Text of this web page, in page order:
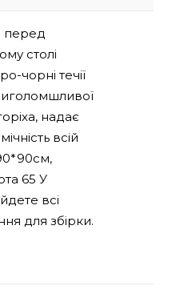
перед
столі
чорні течії
надає
всій
65 У
всі
для збірки.